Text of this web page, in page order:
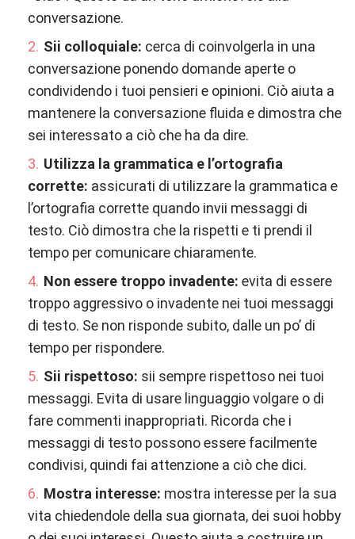
conversazione.
Sii colloquiale: cerca di coinvolgerla in una
conversazione ponendo domande aperte o
condividendo i tuoi pensieri e opinioni. Ciò aiuta a
mantenere la conversazione fluida e dimostra che
sei interessato a ciò che ha da dire.
Utilizza la grammatica e l’ortografia
corrette: assicurati di utilizzare la grammatica e
l’ortografia corrette quando invii messaggi di
testo. Ciò dimostra che la rispetti e ti prendi il
tempo per comunicare chiaramente.
Non essere troppo invadente: evita di essere
troppo aggressivo o invadente nei tuoi messaggi
di testo. Se non risponde subito, dalle un po’ di
tempo per rispondere.
Sii rispettoso: sii sempre rispettoso nei tuoi
messaggi. Evita di usare linguaggio volgare o di
fare commenti inappropriati. Ricorda che i
messaggi di testo possono essere facilmente
condivisi, quindi fai attenzione a ciò che dici.
Mostra interesse: mostra interesse per la sua
vita chiedendole della sua giornata, dei suoi hobby